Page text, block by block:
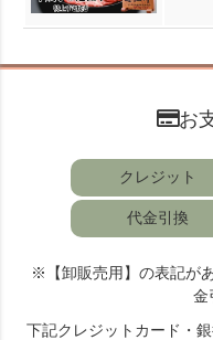
お
クレジット
代金引換
※【卸販売用】の表記が
金
下記クレジットカード・